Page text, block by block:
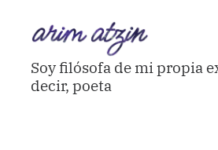
Soy filósofa de mi propia
decir, poeta